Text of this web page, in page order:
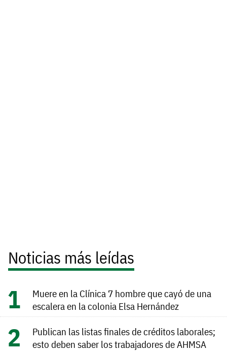
Noticias más leídas
Muere en la Clínica 7 hombre que cayó de una
escalera en la colonia Elsa Hernández
Publican las listas finales de créditos laborales;
esto deben saber los trabajadores de AHMSA